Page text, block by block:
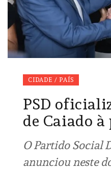
CIDADE / PAÍS
PSD
de Caiado
O Partido Social
anunciou neste